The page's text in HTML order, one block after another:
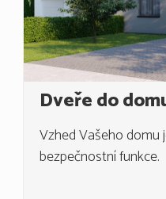
Dveře do
Vzhed Vašeho domu
bezpečnostní funkce.